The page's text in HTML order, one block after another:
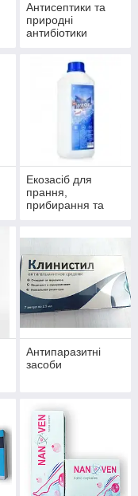
Антисептики та
природні
антибіотики
ьного впливу.
Екозасіб для
прання,
прибирання та
Антипаразитні
засоби